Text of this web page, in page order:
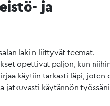
ja
lakiin liittyvät teemat.
opettivat paljon, kun
käytiin tarkasti läpi, joten
jatkuvasti käytännön